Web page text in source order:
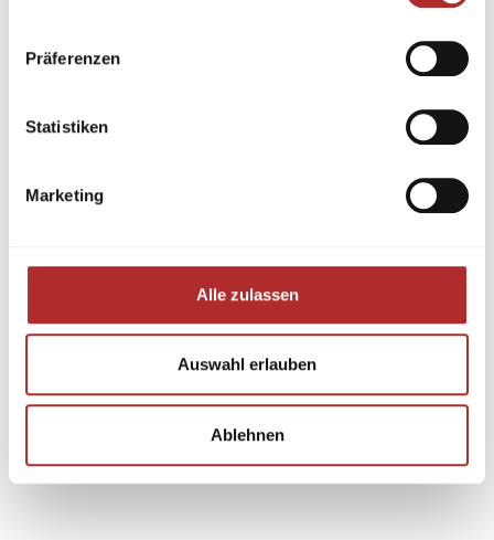
Präferenzen
Statistiken
Marketing
Alle zulassen
Auswahl erlauben
Ablehnen